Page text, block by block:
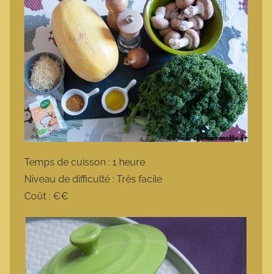
Temps de cuisson : 1 heure
Niveau de difficulté : Très facile
Coût : €€